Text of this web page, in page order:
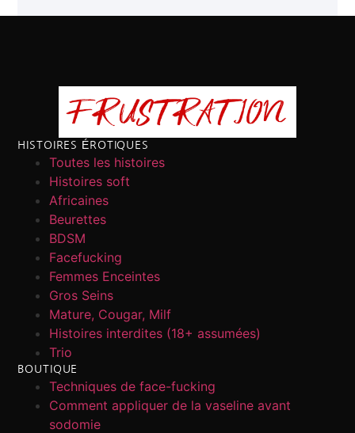
HISTOIRES ÉROTIQUES
Toutes les histoires
Histoires soft
Africaines
Beurettes
BDSM
Facefucking
Femmes Enceintes
Gros Seins
Mature, Cougar, Milf
Histoires interdites (18+ assumées)
Trio
BOUTIQUE
Techniques de face-fucking
Comment appliquer de la vaseline avant
sodomie